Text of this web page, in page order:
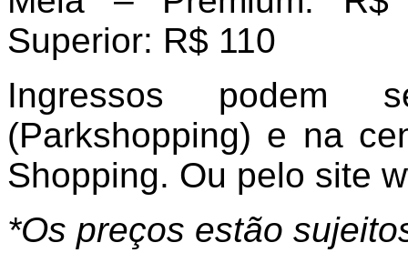
Superior: R$ 110
Ingressos podem
(Parkshopping) e na
Shopping. Ou pelo site
*Os preços estão